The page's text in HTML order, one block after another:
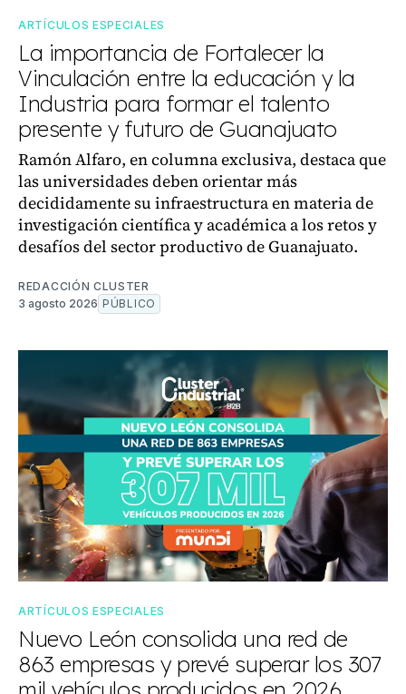
ARTÍCULOS ESPECIALES
La importancia de Fortalecer la
Vinculación entre la educación y la
Industria para formar el talento
presente y futuro de Guanajuato
Ramón Alfaro, en columna exclusiva, destaca que
las universidades deben orientar más
decididamente su infraestructura en materia de
investigación científica y académica a los retos y
desafíos del sector productivo de Guanajuato.
REDACCIÓN CLUSTER
3 agosto 2026 PÚBLICO
ARTÍCULOS ESPECIALES
Nuevo León consolida una red de
863 empresas y prevé superar los 307